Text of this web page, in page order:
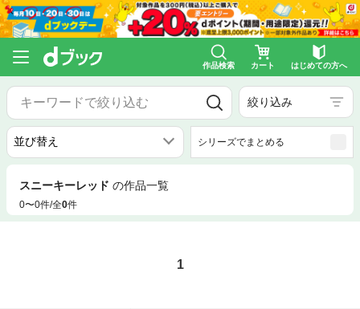
作品検索 カート はじめての方へ
絞り込み
シリーズでまとめる
スニーキーレッド の作品一覧
0〜0件/全0件
1